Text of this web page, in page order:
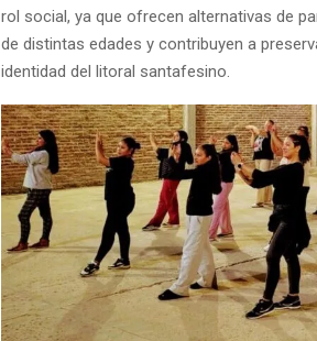
rol social, ya que ofrecen alternativas de
de distintas edades y contribuyen a
identidad del litoral santafesino.